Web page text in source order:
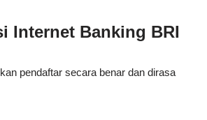
Internet Banking BRI
pendaftar secara benar dan dirasa